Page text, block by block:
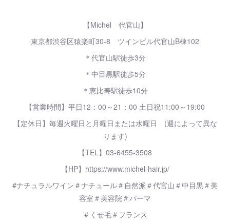
【Michel 代官山】
東京都渋谷区猿楽町30-8 ツインビル代官山B棟102
＊代官山駅徒歩3分
＊中目黒駅徒歩5分
＊恵比寿駅徒歩10分
【営業時間】平日12：00～21：00 土日祝11:00～19:00
【定休日】毎週火曜日と月曜日または水曜日 (週によって異な
ります)
【TEL】03-6455-3508
【HP】https://www.michel-hair.jp/
#ナチュラルワイン＃ナチュール＃自然派＃代官山＃中目黒＃美
容室＃美容院＃パーマ
＃くせ毛＃フランス